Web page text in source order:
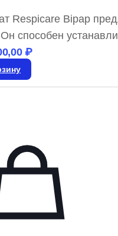
Respicare Bipap
способен
для тех, кто ищет
включая
₽